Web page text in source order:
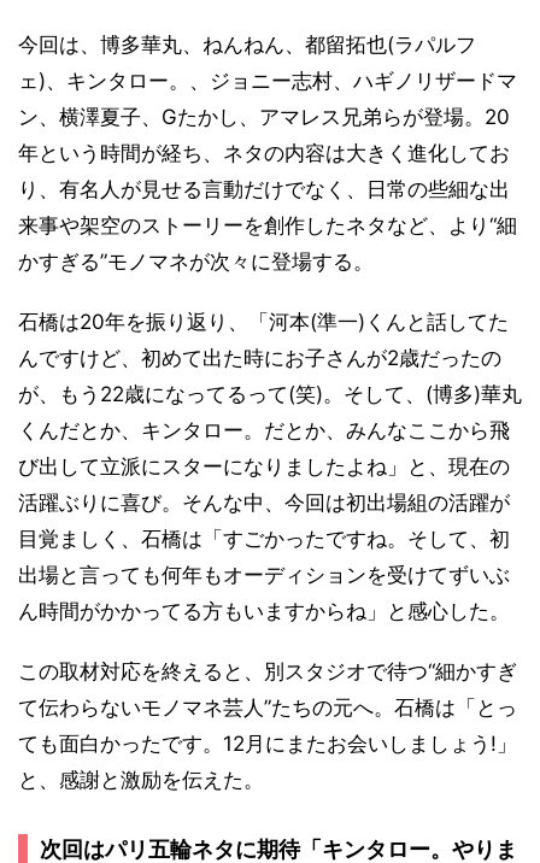
今回は、博多華丸、ねんねん、都留拓也(ラパルフ
ェ)、キンタロー。、ジョニー志村、ハギノリザードマ
ン、横澤夏子、Gたかし、アマレス兄弟らが登場。20
年という時間が経ち、ネタの内容は大きく進化してお
り、有名人が見せる言動だけでなく、日常の些細な出
来事や架空のストーリーを創作したネタなど、より“細
かすぎる”モノマネが次々に登場する。
石橋は20年を振り返り、「河本(準一)くんと話してた
んですけど、初めて出た時にお子さんが2歳だったの
が、もう22歳になってるって(笑)。そして、(博多)華丸
くんだとか、キンタロー。だとか、みんなここから飛
び出して立派にスターになりましたよね」と、現在の
活躍ぶりに喜び。そんな中、今回は初出場組の活躍が
目覚ましく、石橋は「すごかったですね。そして、初
出場と言っても何年もオーディションを受けてずいぶ
ん時間がかかってる方もいますからね」と感心した。
この取材対応を終えると、別スタジオで待つ“細かすぎ
て伝わらないモノマネ芸人”たちの元へ。石橋は「とっ
ても面白かったです。12月にまたお会いしましょう!」
と、感謝と激励を伝えた。
次回はパリ五輪ネタに期待「キンタロー。やりま